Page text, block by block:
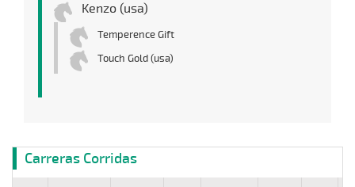
Kenzo (usa)
Temperence Gift
Touch Gold (usa)
Carreras Corridas